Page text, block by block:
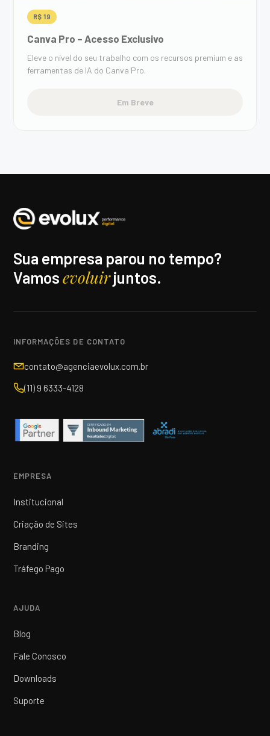
R$ 19
Canva Pro – Acesso Exclusivo
Eleve o nível do seu trabalho com os recursos premium e as
ferramentas de IA do Canva Pro.
Em Breve
Sua empresa parou no tempo?
Vamosevoluirjuntos.
INFORMAÇÕES DE CONTATO
contato@agenciaevolux.com.br
(11) 9 6333-4128
EMPRESA
Institucional
Criação de Sites
Branding
Tráfego Pago
AJUDA
Blog
Fale Conosco
Downloads
Suporte